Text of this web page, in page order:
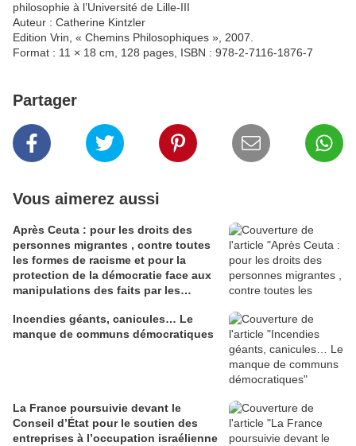
philosophie à l’Université de Lille-III
Auteur : Catherine Kintzler
Edition Vrin, « Chemins Philosophiques », 2007.
Format : 11 × 18 cm, 128 pages, ISBN : 978-2-7116-1876-7
Partager
Vous aimerez aussi
Après Ceuta : pour les droits des
personnes migrantes , contre toutes
les formes de racisme et pour la
protection de la démocratie face aux
manipulations des faits par les
Incendies géants, canicules… Le
manque de communs démocratiques
La France poursuivie devant le
Conseil d’État pour le soutien des
entreprises à l’occupation israélienne